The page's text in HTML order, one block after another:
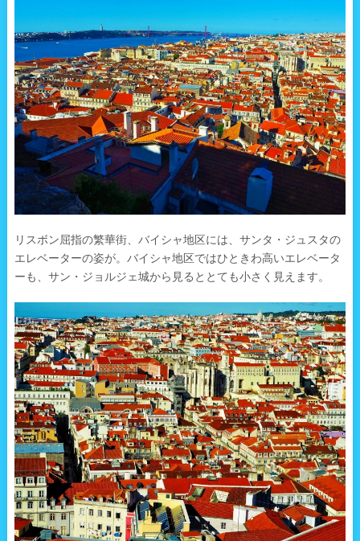
リスボン屈指の繁華街、バイシャ地区には、サンタ・ジュスタの
エレベーターの姿が。バイシャ地区ではひときわ高いエレベータ
ーも、サン・ジョルジェ城から見るととても小さく見えます。